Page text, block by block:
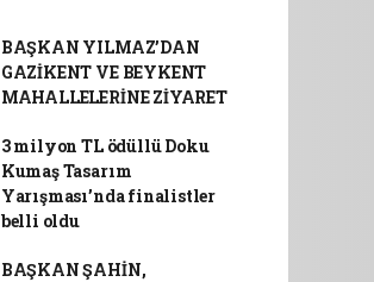
BAŞKAN YILMAZ’DAN
GAZİKENT VE BEYKENT
MAHALLELERİNE ZİYARET
3 milyon TL ödüllü Doku
Kumaş Tasarım
Yarışması’nda finalistler
belli oldu
BAŞKAN ŞAHİN,